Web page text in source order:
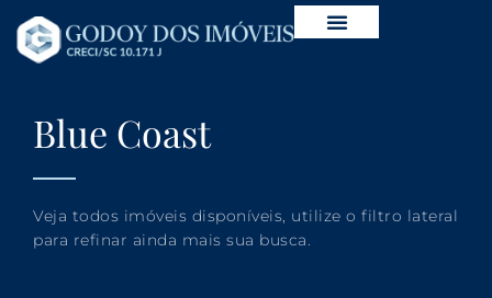
Blue Coast
Veja todos imóveis disponíveis, utilize o filtro lateral
para refinar ainda mais sua busca.